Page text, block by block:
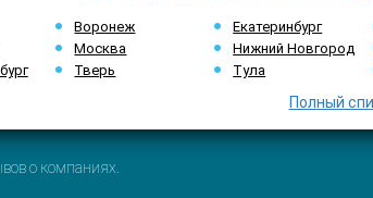
Воронеж Екатеринбург
Москва Нижний Новгород
Тверь Тула
Полный
о компаниях.